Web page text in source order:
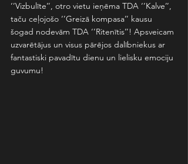
‘’Vizbulīte’’, otro vietu ieņēma TDA ‘’Kalve’’,
taču ceļojošo ‘’Greizā kompasa’’ kausu
šogad nodevām TDA ‘’Ritenītis’’! Apsveicam
uzvarētājus un visus pārējos dalībniekus ar
fantastiski pavadītu dienu un lielisku emociju
guvumu!